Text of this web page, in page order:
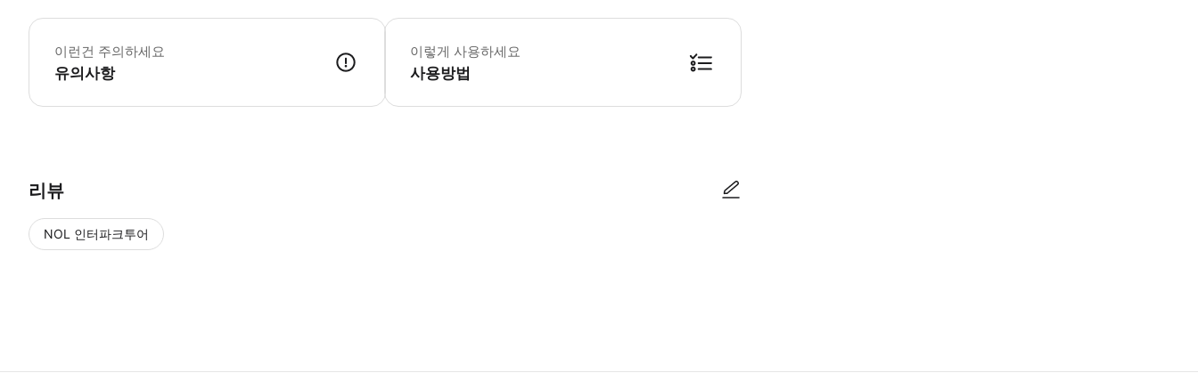
이런건 주의하세요
유의사항
• 이용일은 하와이 날짜를 기준으로 합니다. • 이용일자 4일 이내의 임박한 예약은 진행이 불가합니다. • 하와이 현지 업체로부터 확약을 받기 전까지는
이렇게 사용하세요
사용방법
리뷰
NOL 인터파크투어